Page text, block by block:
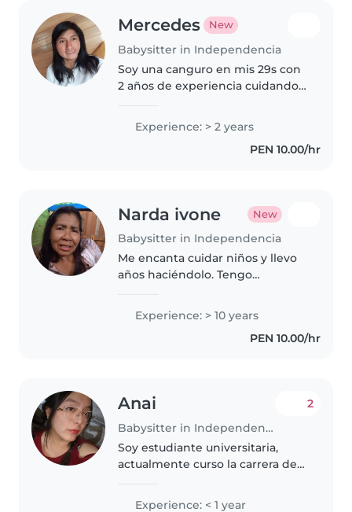
Mercedes New
Babysitter in Independencia
Soy una canguro en mis 29s con
2 años de experiencia cuidando
juegos, las manualidades y el
apoyo con los deberes. Tengo
Experience: > 2 years
PEN 10.00/hr
Narda ivone New
Babysitter in Independencia
Me encanta cuidar niños y llevo
años haciéndolo. Tengo
pequeños, preescolares y los
más mayores. Soy responsable,
cariñosa y paciente. También
Experience: > 10 years
PEN 10.00/hr
Anai
Babysitter in Independencia
2
Soy estudiante universitaria,
actualmente curso la carrera de
considero una persona
Experience: < 1 year